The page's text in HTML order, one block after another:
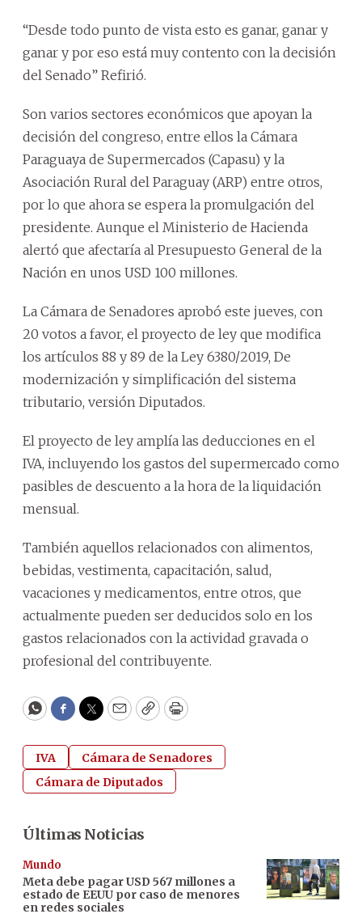
“Desde todo punto de vista esto es ganar, ganar y
ganar y por eso está muy contento con la decisión
del Senado” Refirió.
Son varios sectores económicos que apoyan la
decisión del congreso, entre ellos la Cámara
Paraguaya de Supermercados (Capasu) y la
Asociación Rural del Paraguay (ARP) entre otros,
por lo que ahora se espera la promulgación del
presidente. Aunque el Ministerio de Hacienda
alertó que afectaría al Presupuesto General de la
Nación en unos USD 100 millones.
La Cámara de Senadores aprobó este jueves, con
20 votos a favor, el proyecto de ley que modifica
los artículos 88 y 89 de la Ley 6380/2019, De
modernización y simplificación del sistema
tributario, versión Diputados.
El proyecto de ley amplía las deducciones en el
IVA, incluyendo los gastos del supermercado como
pasibles de descuento a la hora de la liquidación
mensual.
También aquellos relacionados con alimentos,
bebidas, vestimenta, capacitación, salud,
vacaciones y medicamentos, entre otros, que
actualmente pueden ser deducidos solo en los
gastos relacionados con la actividad gravada o
profesional del contribuyente.
WhatsApp
Facebook
Twitter
EmailCopyPrint
IVA
Cámara de Senadores
Cámara de Diputados
Últimas Noticias
Mundo
Meta debe pagar USD 567 millones a
estado de EEUU por caso de menores
en redes sociales